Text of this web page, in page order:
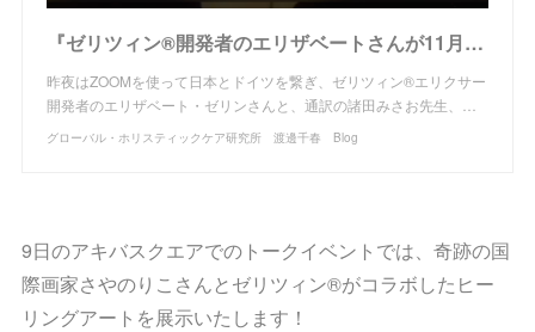
『ゼリツィン®︎開発者のエリザベートさんが11月ドイツより来日♡ 昨日は打ち合わせでした！』
昨夜はZOOMを使って日本とドイツを繋ぎ、ゼリツィン®︎エリクサー
開発者のエリザベート・ゼリンさんと、通訳の諸田みさお先生、…
グローバル・ホリスティックケア研究所 渡邊千春 Blog
9日のアキバスクエアでのトークイベントでは、奇跡の国
際画家さやのりこさんとゼリツィン®︎がコラボしたヒー
リングアートを展示いたします！